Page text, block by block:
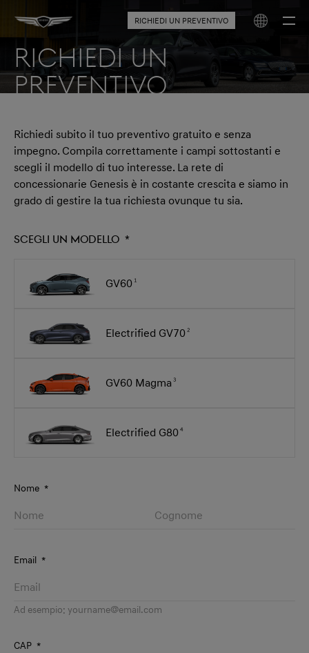
RICHIEDI UN PREVENTIVO
RICHIEDI UN
PREVENTIVO
Richiedi subito il tuo preventivo gratuito e senza
impegno. Compila correttamente i campi sottostanti e
scegli il modello di tuo interesse. La rete di
concessionarie Genesis è in costante crescita e siamo in
grado di gestire la tua richiesta ovunque tu sia.
Scegli un modello *
GV60 1
Electrified GV702
GV60 Magma 3
Electrified G804
Nome *
Email *
Ad esempio: yourname@email.com
CAP *